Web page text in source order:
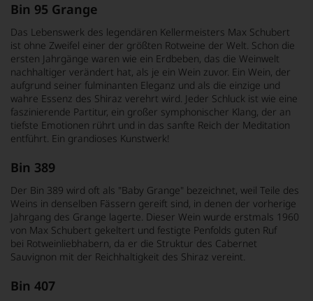
Bin 95 Grange
Das Lebenswerk des legendären Kellermeisters Max Schubert
ist ohne Zweifel einer der größten Rotweine der Welt. Schon die
ersten Jahrgänge waren wie ein Erdbeben, das die Weinwelt
nachhaltiger verändert hat, als je ein Wein zuvor. Ein Wein, der
aufgrund seiner fulminanten Eleganz und als die einzige und
wahre Essenz des Shiraz verehrt wird. Jeder Schluck ist wie eine
faszinierende Partitur, ein großer symphonischer Klang, der an
tiefste Emotionen rührt und in das sanfte Reich der Meditation
entführt. Ein grandioses Kunstwerk!
Bin 389
Der Bin 389 wird oft als "Baby Grange" bezeichnet, weil Teile des
Weins in denselben Fässern gereift sind, in denen der vorherige
Jahrgang des Grange lagerte. Dieser Wein wurde erstmals 1960
von Max Schubert gekeltert und festigte Penfolds guten Ruf
bei Rotweinliebhabern, da er die Struktur des Cabernet
Sauvignon mit der Reichhaltigkeit des Shiraz vereint.
Bin 407